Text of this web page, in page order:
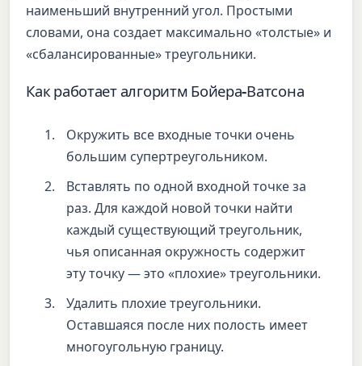
наименьший внутренний угол. Простыми
словами, она создает максимально «толстые» и
«сбалансированные» треугольники.
Как работает алгоритм Бойера-Ватсона
Окружить все входные точки очень
большим супертреугольником.
Вставлять по одной входной точке за
раз. Для каждой новой точки найти
каждый существующий треугольник,
чья описанная окружность содержит
эту точку — это «плохие» треугольники.
Удалить плохие треугольники.
Оставшаяся после них полость имеет
многоугольную границу.